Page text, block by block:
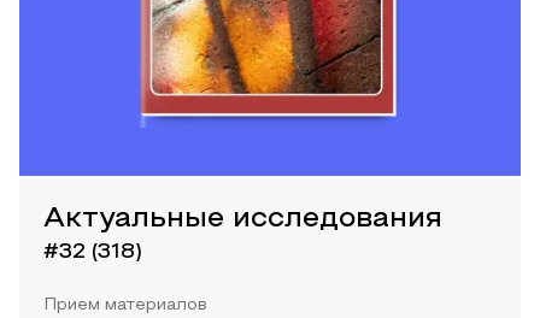
Актуальные исследования
#32 (318)
Прием материалов